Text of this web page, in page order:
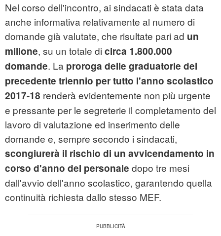
Nel corso dell'incontro, ai sindacati è stata data
anche informativa relativamente al numero di
domande già valutate, che risultate pari ad un
milione, su un totale di circa 1.800.000
domande. La proroga delle graduatorie del
precedente triennio per tutto l'anno scolastico
2017-18 renderà evidentemente non più urgente
e pressante per le segreterie il completamento del
lavoro di valutazione ed inserimento delle
domande e, sempre secondo i sindacati,
scongiurerà il rischio di un avvicendamento in
corso d'anno del personale dopo tre mesi
dall'avvio dell'anno scolastico, garantendo quella
continuità richiesta dallo stesso MEF.